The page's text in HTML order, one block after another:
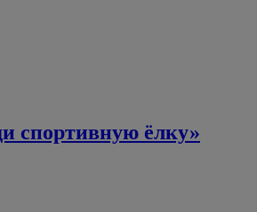
спортивную ёлку»